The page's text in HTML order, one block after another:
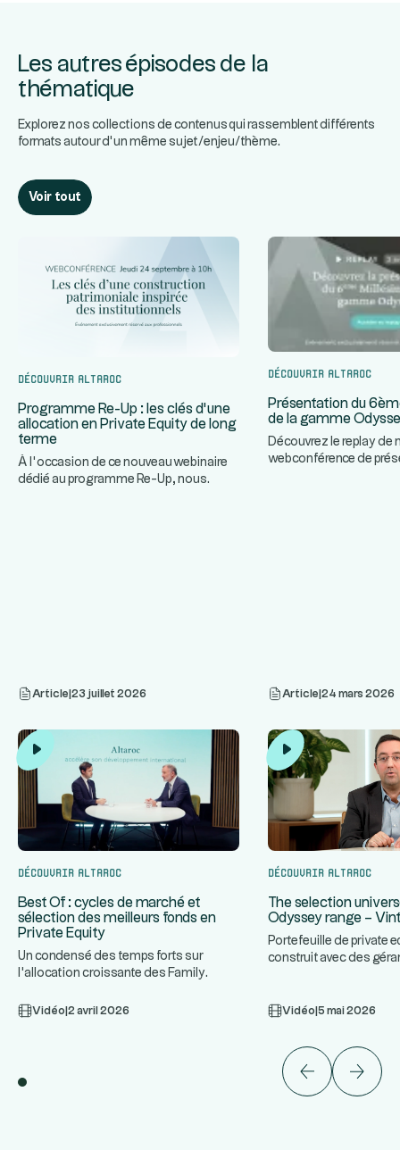
Les autres épisodes de la
thématique
Explorez nos collections de contenus qui rassemblent différents
formats autour d’un même sujet/enjeu/thème.
Voir tout
Découvrir Altaroc
Programme Re-Up : les clés d’une
allocation en Private Equity de long
terme
À l’occasion de ce nouveau webinaire
dédié au programme Re-Up, nous
Article 23 juillet 2026
Découvrir Altaroc
Présentation du
de la gamme
Découvrez le replay de
webconférence de
Article 24 mars 2026
Découvrir Altaroc
Best Of : cycles de marché et
sélection des meilleurs fonds en
Private Equity
Un condensé des temps forts sur
l'allocation croissante des Family
Vidéo 2 avril 2026
Découvrir Altaroc
The selection
Odyssey range –
Portefeuille de private
construit avec des
Vidéo 5 mai 2026